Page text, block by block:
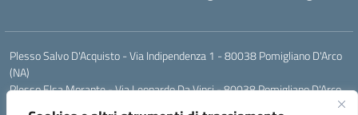
Plesso Salvo D'Acquisto - Via Indipendenza 1 - 80038 Pomigliano D'Arco
(NA)
Plesso Elsa Morante - Via Leonardo Da Vinci - 80038 Pomigliano D'Arco